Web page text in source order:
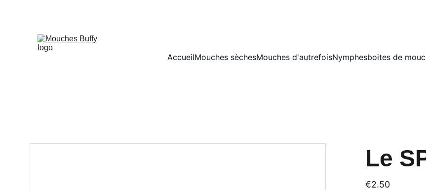
AccueilMouches sèchesMouches d'autrefoisNymphesboites de
Le
€2.50